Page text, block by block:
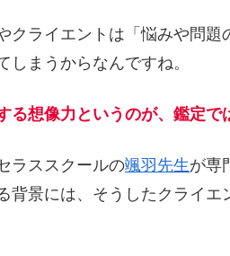
クライエントは「悩みや問
まうからなんですね。
る想像力というのが、鑑定で
ラススクールの颯羽先生が専
背景には、そうしたクライ